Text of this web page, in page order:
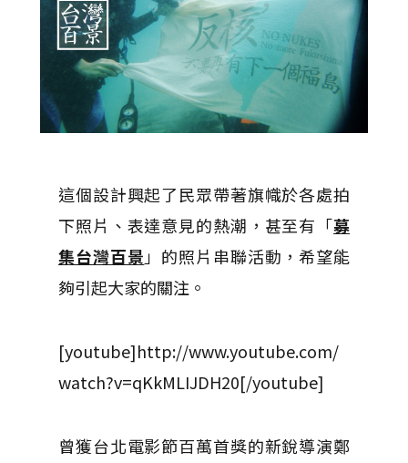
這個設計興起了民眾帶著旗幟於各處拍
下照片、表達意見的熱潮，甚至有「募
集台灣百景 」的照片串聯活動，希望能
夠引起大家的關注。
[youtube]http://www.youtube.com/
watch?v=qKkMLIJDH20[/youtube]
曾獲台北電影節百萬首獎的新銳導演鄭